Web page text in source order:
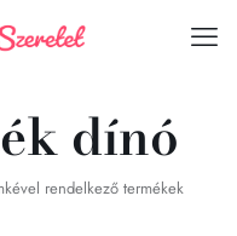
dínó
rendelkező termékek